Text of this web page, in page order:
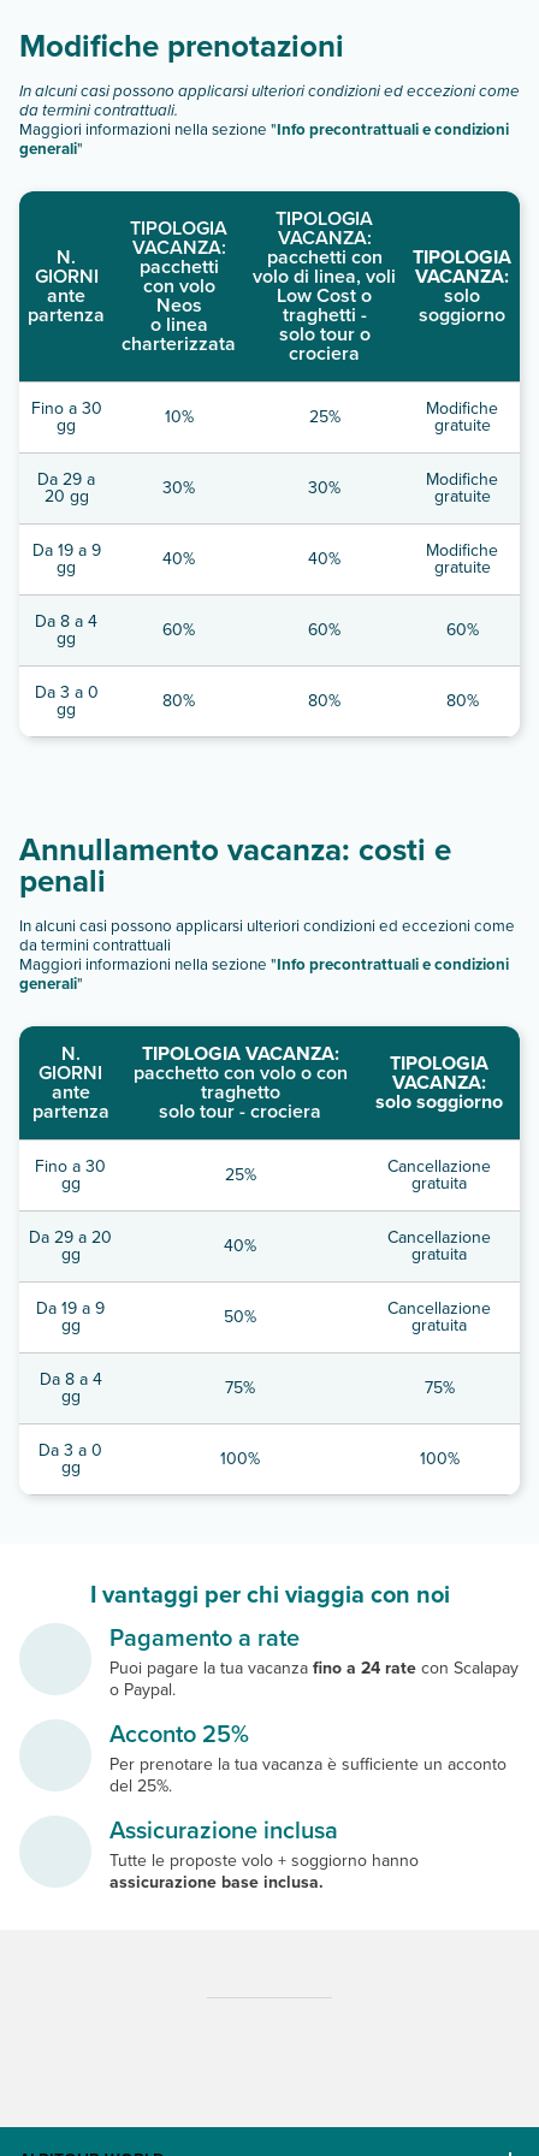
Modifiche prenotazioni
In alcuni casi possono applicarsi ulteriori condizioni ed eccezioni come
da termini contrattuali.
Maggiori informazioni nella sezione "Info precontrattuali e condizioni
generali"
N.
GIORNI
ante
partenza
TIPOLOGIA
VACANZA:
pacchetti
con volo
Neos
o linea
charterizzata
TIPOLOGIA
VACANZA:
pacchetti con
volo di linea, voli
Low Cost o
traghetti -
solo tour o
crociera
TIPOLOGIA
VACANZA:
solo
soggiorno
Fino a 30
gg 10% 25% Modifiche
gratuite
Da 29 a
20 gg 30% 30% Modifiche
gratuite
Da 19 a 9
gg 40% 40% Modifiche
gratuite
Da 8 a 4
gg 60% 60% 60%
Da 3 a 0
gg 80% 80% 80%
Annullamento vacanza: costi e
penali
In alcuni casi possono applicarsi ulteriori condizioni ed eccezioni come
da termini contrattuali
Maggiori informazioni nella sezione "Info precontrattuali e condizioni
generali"
N.
GIORNI
ante
partenza
TIPOLOGIA VACANZA:
pacchetto con volo o con
traghetto
solo tour - crociera
TIPOLOGIA
VACANZA:
solo soggiorno
Fino a 30
gg 25% Cancellazione
gratuita
Da 29 a 20
gg 40% Cancellazione
gratuita
Da 19 a 9
gg 50% Cancellazione
gratuita
Da 8 a 4
gg 75% 75%
Da 3 a 0
gg 100% 100%
I vantaggi per chi viaggia con noi
Pagamento a rate
Puoi pagare la tua vacanzafino a 24 ratecon Scalapay
o Paypal.
Acconto 25%
Per prenotare la tua vacanza è sufficiente un acconto
del 25%.
Assicurazione inclusa
Tutte le proposte volo + soggiorno hanno
assicurazione base inclusa.